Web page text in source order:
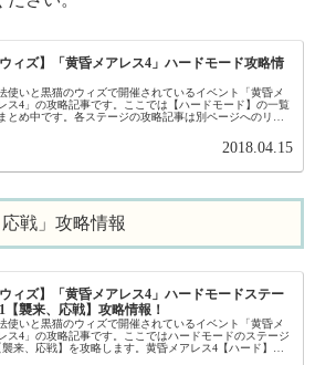
ウィズ】「黄昏メアレス4」ハードモード攻略情
使いと黒猫のウィズで開催されているイベント「黄昏メ
ス4」の攻略記事です。ここでは【ハードモード】の一覧
とめ中です。各ステージの攻略記事は別ページへのリン
2018.04.15
戦」攻略情報
ウィズ】「黄昏メアレス4」ハードモードステー
【襲来、応戦】攻略情報！
使いと黒猫のウィズで開催されているイベント「黄昏メ
ス4」の攻略記事です。ここではハードモードのステージ
襲来、応戦】を攻略します。黄昏メアレス4【ハード】ス